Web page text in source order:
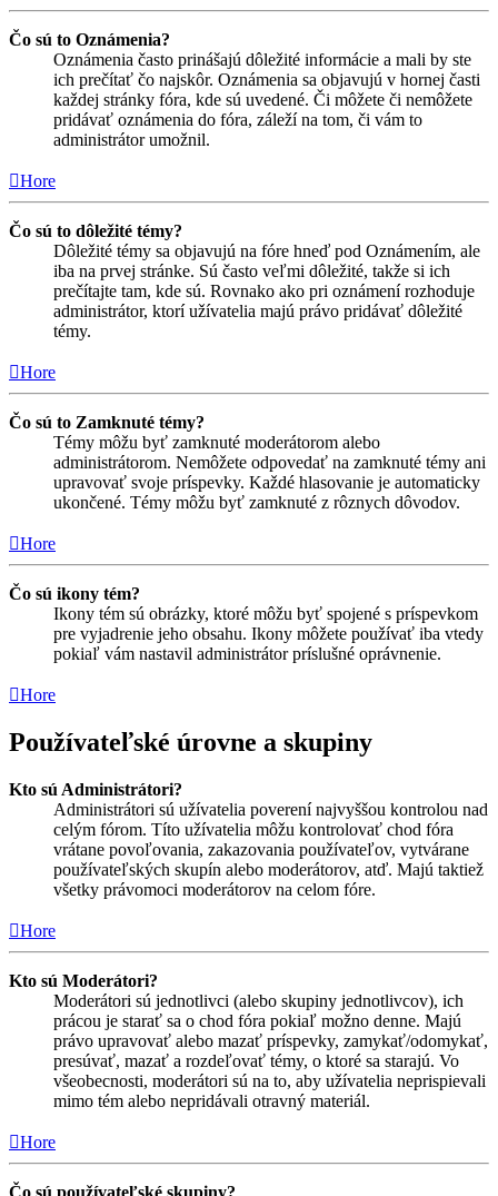
Čo sú to Oznámenia?
Oznámenia často prinášajú dôležité informácie a mali by ste
ich prečítať čo najskôr. Oznámenia sa objavujú v hornej časti
každej stránky fóra, kde sú uvedené. Či môžete či nemôžete
pridávať oznámenia do fóra, záleží na tom, či vám to
administrátor umožnil.
Hore
Čo sú to dôležité témy?
Dôležité témy sa objavujú na fóre hneď pod Oznámením, ale
iba na prvej stránke. Sú často veľmi dôležité, takže si ich
prečítajte tam, kde sú. Rovnako ako pri oznámení rozhoduje
administrátor, ktorí užívatelia majú právo pridávať dôležité
témy.
Hore
Čo sú to Zamknuté témy?
Témy môžu byť zamknuté moderátorom alebo
administrátorom. Nemôžete odpovedať na zamknuté témy ani
upravovať svoje príspevky. Každé hlasovanie je automaticky
ukončené. Témy môžu byť zamknuté z rôznych dôvodov.
Hore
Čo sú ikony tém?
Ikony tém sú obrázky, ktoré môžu byť spojené s príspevkom
pre vyjadrenie jeho obsahu. Ikony môžete používať iba vtedy
pokiaľ vám nastavil administrátor príslušné oprávnenie.
Hore
Používateľské úrovne a skupiny
Kto sú Administrátori?
Administrátori sú užívatelia poverení najvyššou kontrolou nad
celým fórom. Títo užívatelia môžu kontrolovať chod fóra
vrátane povoľovania, zakazovania používateľov, vytvárane
používateľských skupín alebo moderátorov, atď. Majú taktiež
všetky právomoci moderátorov na celom fóre.
Hore
Kto sú Moderátori?
Moderátori sú jednotlivci (alebo skupiny jednotlivcov), ich
prácou je starať sa o chod fóra pokiaľ možno denne. Majú
právo upravovať alebo mazať príspevky, zamykať/odomykať,
presúvať, mazať a rozdeľovať témy, o ktoré sa starajú. Vo
všeobecnosti, moderátori sú na to, aby užívatelia neprispievali
mimo tém alebo nepridávali otravný materiál.
Hore